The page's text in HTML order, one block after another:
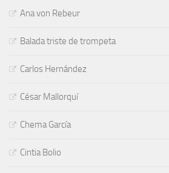
Ana von Rebeur
Balada triste de trompeta
Carlos Hernández
César Mallorquí
Chema García
Cintia Bolio